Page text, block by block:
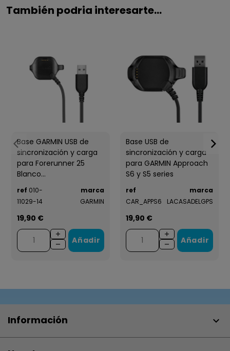
También podria interesarte...
Base GARMIN USB de
sincronización y carga
para Forerunner 25
Blanco...
ref 010-
11029-14
marca
GARMIN
19,90 €
Añadir
Base USB de
sincronización y carga
para GARMIN Approach
S6 y S5 series
ref
CAR_APPS6
marca
LACASADELGPS
19,90 €
Añadir
Información 